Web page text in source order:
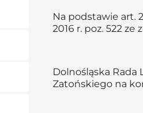
Na podstawie art.
2016 r. poz. 522
Dolnośląska Rada
Zatońskiego na